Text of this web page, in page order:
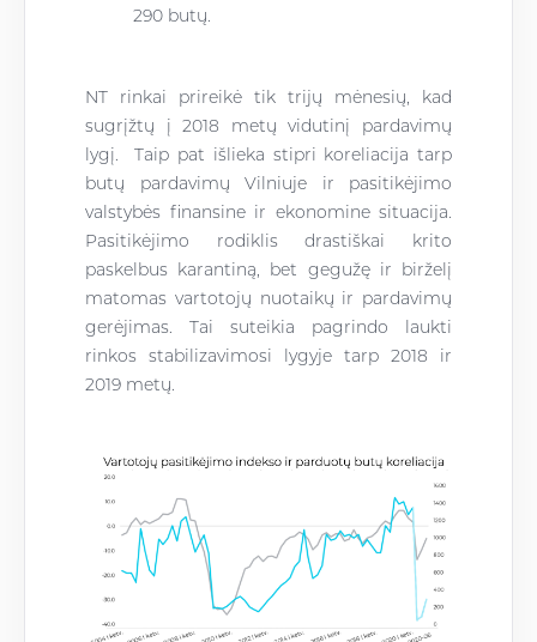
290 butų.
NT rinkai prireikė tik trijų mėnesių, kad
sugrįžtų į 2018 metų vidutinį pardavimų
lygį. Taip pat išlieka stipri koreliacija tarp
butų pardavimų Vilniuje ir pasitikėjimo
valstybės finansine ir ekonomine situacija.
Pasitikėjimo rodiklis drastiškai krito
paskelbus karantiną, bet gegužę ir birželį
matomas vartotojų nuotaikų ir pardavimų
gerėjimas. Tai suteikia pagrindo laukti
rinkos stabilizavimosi lygyje tarp 2018 ir
2019 metų.